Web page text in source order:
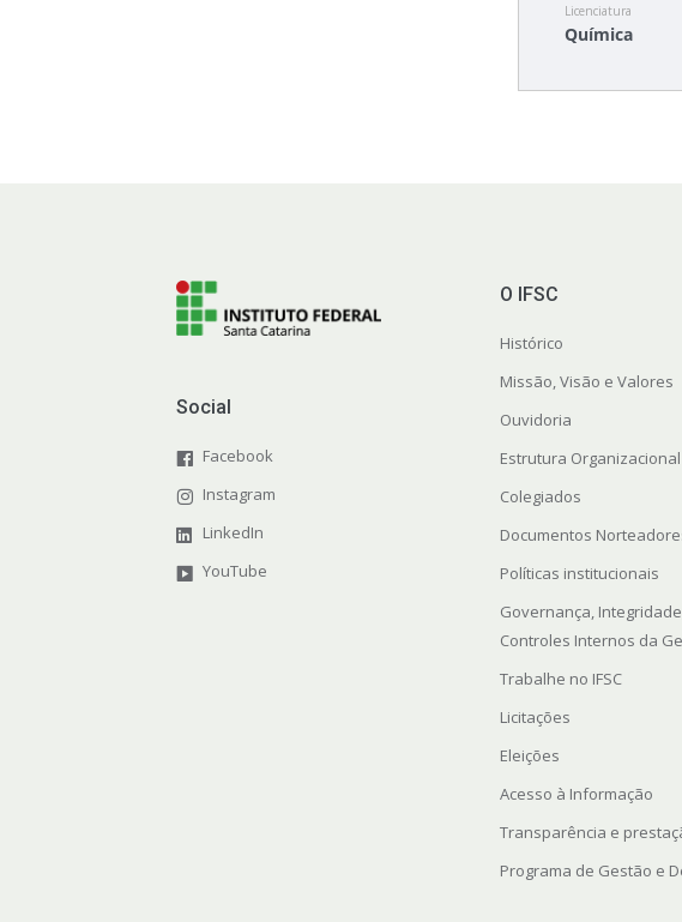
Licenciatura
Química
Social
Facebook
Instagram
LinkedIn
YouTube
O IFSC
Histórico
Missão, Visão e Valores
Ouvidoria
Estrutura Organizacional
Colegiados
Documentos
Políticas institucionais
Governança,
Controles Internos da
Trabalhe no IFSC
Licitações
Eleições
Acesso à Informação
Transparência e
Programa de Gestão e